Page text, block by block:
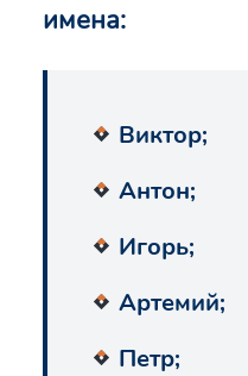
имена:
Виктор;
Антон;
Игорь;
Артемий;
Петр;